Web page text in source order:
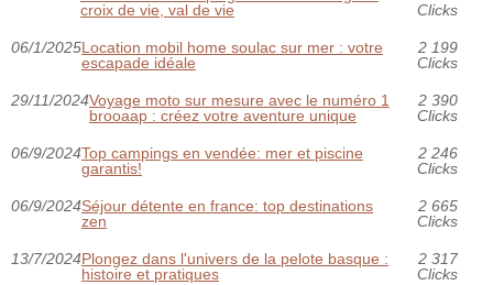
croix de vie, val de vie
Clicks
06/1/2025Location mobil home soulac sur mer : votre
escapade idéale
2 199
Clicks
29/11/2024Voyage moto sur mesure avec le numéro 1
brooaap : créez votre aventure unique
2 390
Clicks
06/9/2024Top campings en vendée: mer et piscine
garantis!
2 246
Clicks
06/9/2024Séjour détente en france: top destinations
zen
2 665
Clicks
13/7/2024Plongez dans l'univers de la pelote basque :
histoire et pratiques
2 317
Clicks